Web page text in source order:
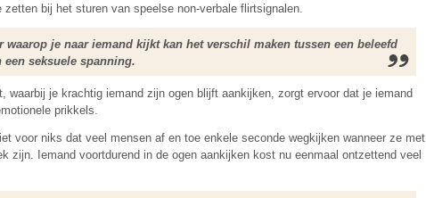
bij het sturen van speelse non-verbale flirtsignalen.
waarop je naar iemand kijkt kan het verschil maken tussen een beleefd
een seksuele spanning.
waarbij je krachtig iemand zijn ogen blijft aankijken, zorgt ervoor dat je iemand
prikkels.
voor niks dat veel mensen af en toe enkele seconde wegkijken wanneer ze met
zijn. Iemand voortdurend in de ogen aankijken kost nu eenmaal ontzettend veel